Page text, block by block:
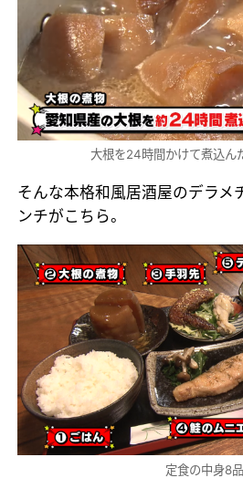
大根を24時間かけて煮込ん
そんな本格和風居酒屋のデラメ
ンチがこちら。
定食の中身8品